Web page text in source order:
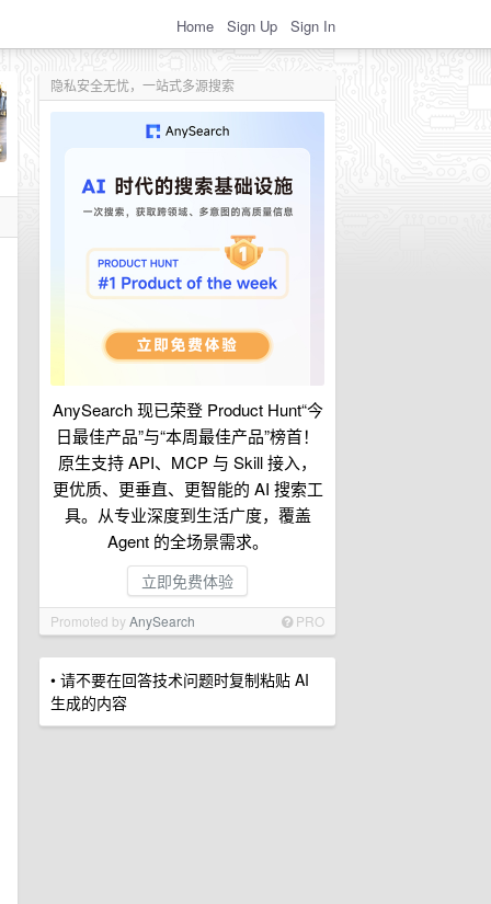
Home Sign Up Sign In
隐私安全无忧，一站式多源搜索
AnySearch 现已荣登 Product Hunt“今
日最佳产品”与“本周最佳产品”榜首！
原生支持 API、MCP 与 Skill 接入，
更优质、更垂直、更智能的 AI 搜索工
具。从专业深度到生活广度，覆盖
Agent 的全场景需求。
立即免费体验
Promoted byAnySearch PRO
• 请不要在回答技术问题时复制粘贴 AI
生成的内容